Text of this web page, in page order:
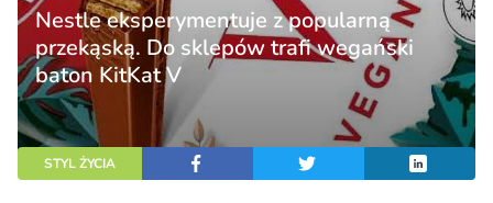
Nestle eksperymentuje z popularną
przekąską. Do sklepów trafi wegański
baton KitKat V
STYL ŻYCIA